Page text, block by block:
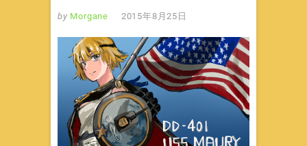
by Morgane 2015年8月25日